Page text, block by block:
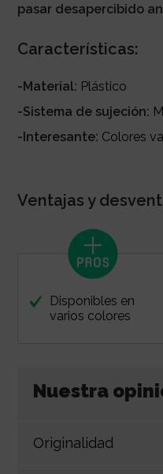
pasar desapercibido
Características:
-Material: Plástico
-Sistema de sujeción:
-Interesante: Colores
Ventajas y
Disponibles en
varios colores
Nuestra
Originalidad